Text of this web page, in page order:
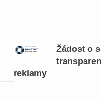
Žádost o
reklamy